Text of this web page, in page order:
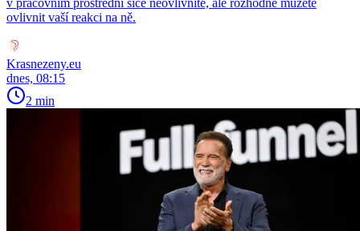
ovlivnit vaší reakci na ně.
Krasnezeny.eu
dnes, 08:15
2 min